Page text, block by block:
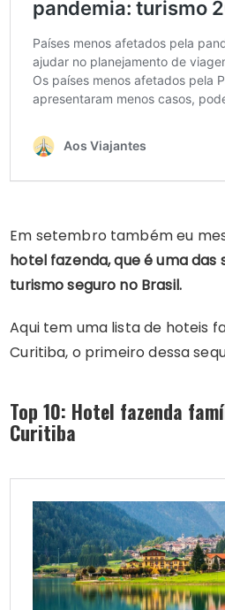
Em setembro também eu
hotel fazenda, que é uma das
turismo seguro no Brasil.
Aqui tem uma lista de hoteis
Curitiba, o primeiro dessa
Top 10: Hotel fazenda
Curitiba